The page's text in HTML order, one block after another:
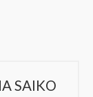
SAIKO